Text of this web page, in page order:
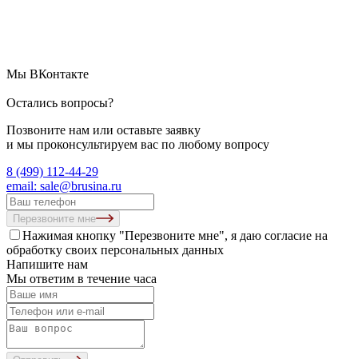
Мы ВКонтакте
Остались вопросы?
Позвоните нам или оставьте заявку
и мы проконсультируем вас по любому вопросу
8 (499) 112-44-29
email: sale@brusina.ru
Перезвоните мне
Нажимая кнопку "Перезвоните мне", я даю согласие на
обработку своих персональных данных
Напишите нам
Мы ответим в течение часа